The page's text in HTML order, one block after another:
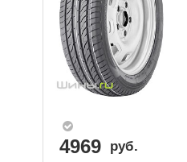
4969